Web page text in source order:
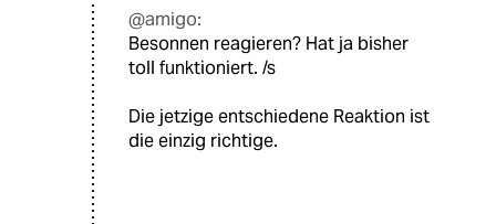
@amigo:
Besonnen reagieren? Hat ja bisher
toll funktioniert. /s
Die jetzige entschiedene Reaktion ist
die einzig richtige.